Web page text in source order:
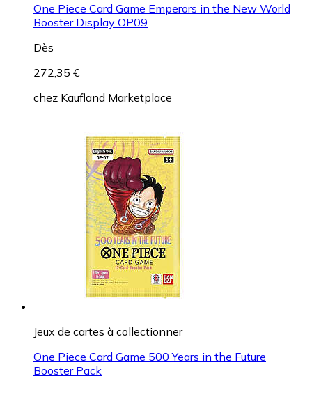
One Piece Card Game Emperors in the New World
Booster Display OP09
Dès
272,35 €
chez Kaufland Marketplace
Jeux de cartes à collectionner
One Piece Card Game 500 Years in the Future
Booster Pack